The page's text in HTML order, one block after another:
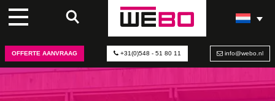
OFFERTE AANVRAAG +31(0)548 - 51 80 11 info@webo.nl
HSB-ELEMENTEN